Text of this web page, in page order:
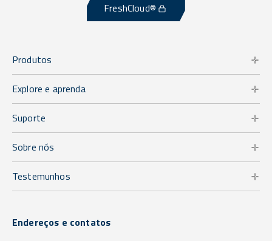
FreshCloud®
Produtos
Explore e aprenda
Suporte
Sobre nós
Testemunhos
Endereços e contatos